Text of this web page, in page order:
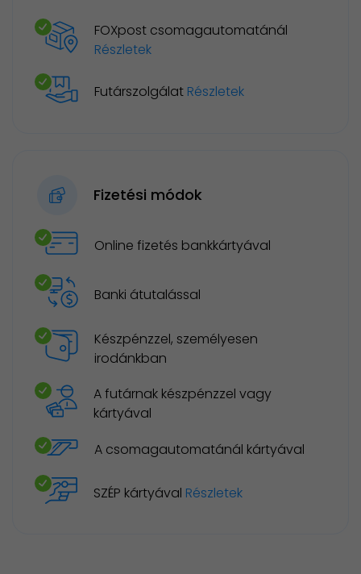
FOXpost csomagautomatánál
Részletek
Futárszolgálat Részletek
Fizetési módok
Online fizetés bankkártyával
Banki átutalással
Készpénzzel, személyesen
irodánkban
A futárnak készpénzzel vagy
kártyával
A csomagautomatánál kártyával
SZÉP kártyával Részletek